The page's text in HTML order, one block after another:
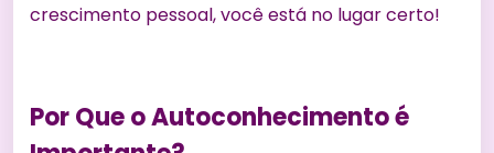
crescimento pessoal, você está no lugar certo!
Por Que o Autoconhecimento é